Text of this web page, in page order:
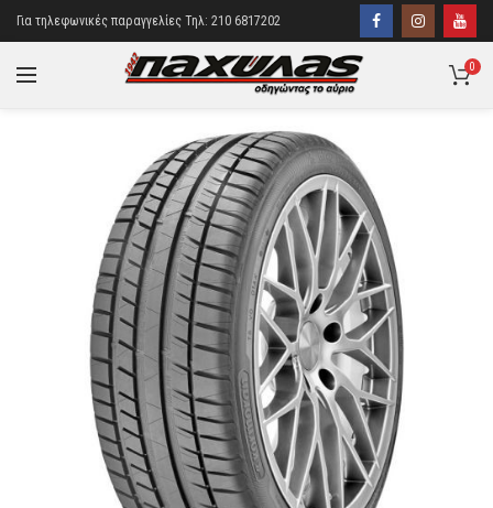
Για τηλεφωνικές παραγγελίες Τηλ: 210 6817202
0